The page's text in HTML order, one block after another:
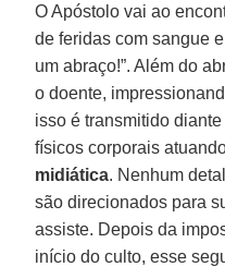
O Apóstolo vai ao
de feridas com sangue
um abraço!”. Além do
o doente,
isso é transmitido
físicos corporais
midiática. Nenhum
são direcionados para
assiste. Depois da
início do culto, esse